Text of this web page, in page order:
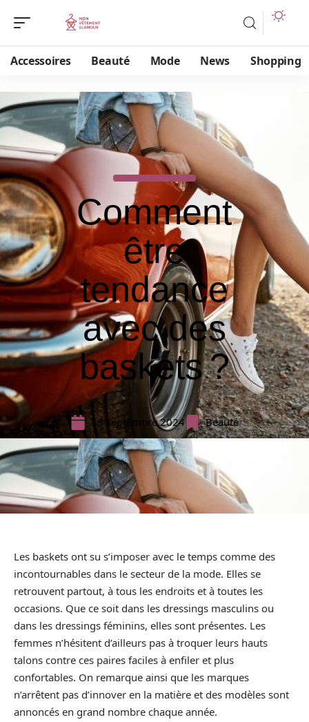
Accessoires Beauté Mode News Shopping
Comment
être
tendance
avec des
baskets ?
18 septembre 2024 Beauté
Les baskets ont su s’imposer avec le temps comme des
incontournables dans le secteur de la mode. Elles se
retrouvent partout, à tous les endroits et à toutes les
occasions. Que ce soit dans les dressings masculins ou
dans les dressings féminins, elles sont présentes. Les
femmes n’hésitent d’ailleurs pas à troquer leurs hauts
talons contre ces paires faciles à enfiler et plus
confortables. On remarque ainsi que les marques
n’arrêtent pas d’innover en la matière et des modèles sont
annoncés en grand nombre chaque année.